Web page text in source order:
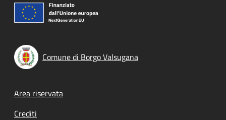
Comune di Borgo Valsugana
Footer menu
Area riservata
Crediti